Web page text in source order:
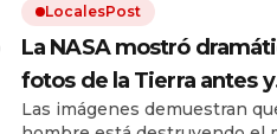
LocalesPost
La NASA mostró
fotos de la Tierra antes y
después del cambio
Las imágenes demuestran